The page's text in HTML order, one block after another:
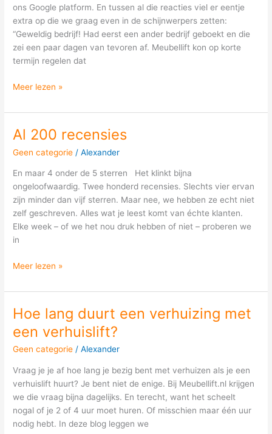
ons Google platform. En tussen al die reacties viel er eentje
extra op die we graag even in de schijnwerpers zetten:
“Geweldig bedrijf! Had eerst een ander bedrijf geboekt en die
zei een paar dagen van tevoren af. Meubellift kon op korte
termijn regelen dat
wel
na.
Meer lezen »
Al 200 recensies
Geen categorie /Alexander
En maar 4 onder de 5 sterren Het klinkt bijna
ongeloofwaardig. Twee honderd recensies. Slechts vier ervan
zijn minder dan vijf sterren. Maar nee, we hebben ze echt niet
zelf geschreven. Alles wat je leest komt van échte klanten.
Elke week – of we het nou druk hebben of niet – proberen we
in
Al
recensies
Meer lezen »
Hoe lang duurt een verhuizing met
een verhuislift?
Geen categorie /Alexander
Vraag je je af hoe lang je bezig bent met verhuizen als je een
verhuislift huurt? Je bent niet de enige. Bij Meubellift.nl krijgen
we die vraag bijna dagelijks. En terecht, want het scheelt
nogal of je 2 of 4 uur moet huren. Of misschien maar één uur
nodig hebt. In deze blog leggen we
Hoe
duurt
een